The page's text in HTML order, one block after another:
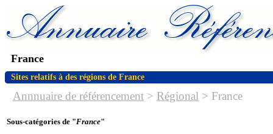
France
Sites relatifs à des régions de France
Annnuaire de référencement > Régional > France
Sous-catégories de "France"